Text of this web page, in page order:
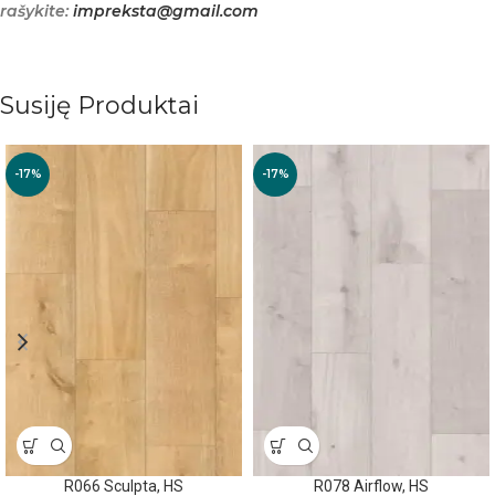
rašykite:impreksta@gmail.com
Susiję Produktai
-17%
R066 Sculpta, HS
-17%
R078 Airflow, HS